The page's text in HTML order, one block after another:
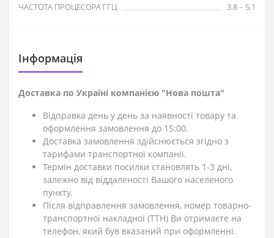
ЧАСТОТА ПРОЦЕСОРА ГГЦ
3.8 – 5.1
Iнформація
Доставка по Україні компанією "Нова пошта"
Відправка день у день за наявності товару та
оформлення замовлення до 15:00.
Доставка замовлення здійснюється згідно з
тарифами транспортної компанії.
Термін доставки посилки становлять 1-3 дні,
залежно від віддаленості Вашого населеного
пункту.
Після відправлення замовлення, номер товарно-
транспортної накладної (ТТН) Ви отримаєте на
телефон, який був вказаний при оформленні.